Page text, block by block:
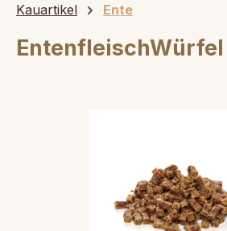
Kauartikel Ente
EntenfleischWürfel